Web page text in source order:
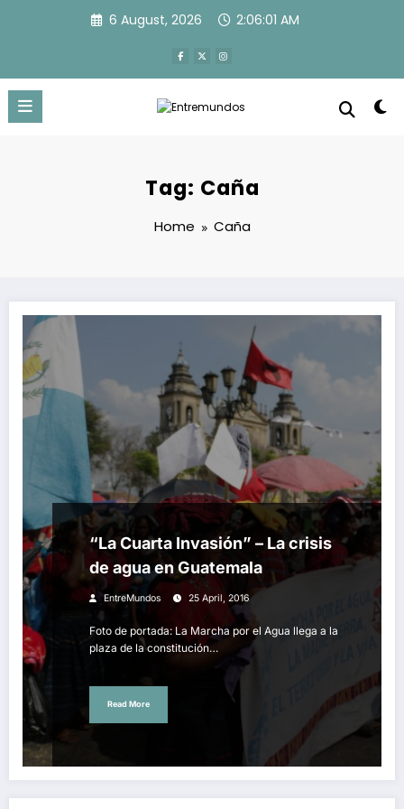
6 August, 2026 2:06:01 AM
Tag: Caña
Home Caña
“La Cuarta Invasión” – La crisis
de agua en Guatemala
EntreMundos 25 April, 2016
Foto de portada: La Marcha por el Agua llega a la
plaza de la constitución…
Read More